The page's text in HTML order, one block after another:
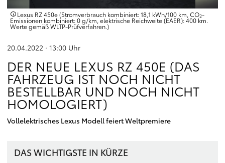
Lexus RZ 450e (Stromverbrauch kombiniert: 18,1 kWh/100 km, CO2-
Emissionen kombiniert: 0 g/km, elektrische Reichweite (EAER): 400 km.
Werte gemäß WLTP-Prüfverfahren.)
20.04.2022 · 13:00 Uhr
DER NEUE LEXUS RZ 450E (DAS
FAHRZEUG IST NOCH NICHT
BESTELLBAR UND NOCH NICHT
HOMOLOGIERT)
Vollelektrisches Lexus Modell feiert Weltpremiere
DAS WICHTIGSTE IN KÜRZE